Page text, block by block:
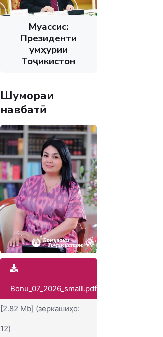
Муассис:
Президенти
Ҷумҳурии
Тоҷикистон
Шумораи
навбатӣ
Bonu_07_2026_small.pdf
[2.82 Mb] (зеркашиҳо:
12)